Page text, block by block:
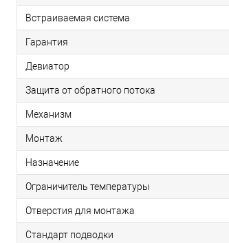
Встраиваемая система
Гарантия
Девиатор
Защита от обратного потока
Механизм
Монтаж
Назначение
Ограничитель температуры
Отверстия для монтажа
Стандарт подводки